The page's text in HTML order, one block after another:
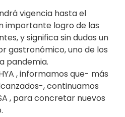
vigencia hasta el
importante logro de las
y significa sin dudas un
gastronómico, uno de los
pandemia.
, informamos que- más
, continuamos
, para concretar nuevos